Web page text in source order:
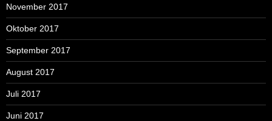
November 2017
Oktober 2017
September 2017
August 2017
Juli 2017
Juni 2017